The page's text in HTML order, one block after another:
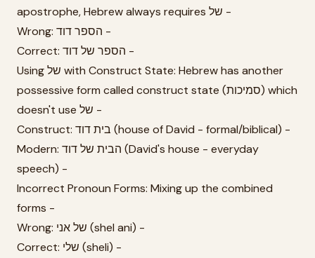
apostrophe, Hebrew always requires של -
Wrong: הספר דוד -
Correct: הספר של דוד -
Using של with Construct State: Hebrew has another
possessive form called construct state (סמיכות) which
doesn't use של -
Construct: בית דוד (house of David - formal/biblical) -
Modern: הבית של דוד (David's house - everyday
speech) -
Incorrect Pronoun Forms: Mixing up the combined
forms -
Wrong: של אני (shel ani) -
Correct: שלי (sheli) -